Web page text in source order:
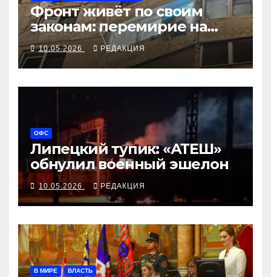
Фронт живёт по своим
законам: перемирие на
словах, атаки на земле
10.05.2026 РЕДАКЦИЯ
ОФС
Липецкий тупик: «АТЕШ»
обнулил военный эшелон
10.05.2026 РЕДАКЦИЯ
В МИРЕ ВЛАСТЬ